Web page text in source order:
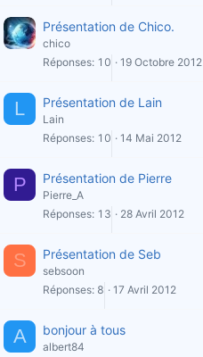
Présentation de Chico.
chico
Réponses 10 19 Octobre 2012
L Présentation de Lain
Lain
Réponses 10 14 Mai 2012
P Présentation de Pierre
Pierre_A
Réponses 13 28 Avril 2012
S Présentation de Seb
sebsoon
Réponses 8 17 Avril 2012
A bonjour à tous
albert84